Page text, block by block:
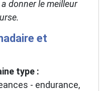
donner le meilleur
et
type :
- endurance,